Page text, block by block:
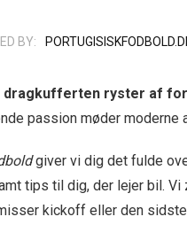
BY:
dragkufferten ryster af
passion møder
giver vi dig det fulde
tips til dig, der lejer bil.
kickoff eller den sidste